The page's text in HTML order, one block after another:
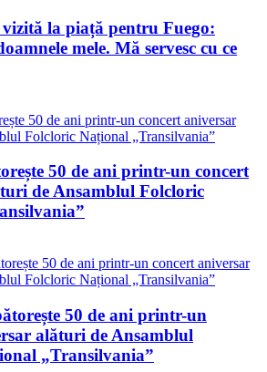
la piață pentru Fuego:
mele. Mă servesc cu ce
50 de ani printr-un concert
de Ansamblul Folcloric
50 de ani printr-un
alături de Ansamblul
„Transilvania”